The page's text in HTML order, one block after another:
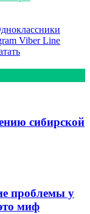
Viber Line
сибирской
проблемы у
миф